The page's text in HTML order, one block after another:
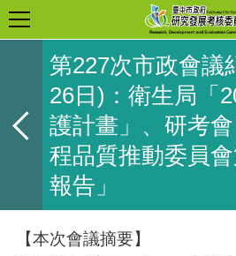
第227次市政會議
26日)：衛生局「
護計畫」、研考
程品質推動委員
報告」
【本次會議摘要】